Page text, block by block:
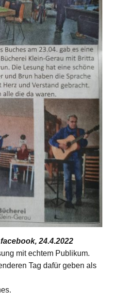
24.4.2022
mit echtem Publikum.
Tag dafür geben als